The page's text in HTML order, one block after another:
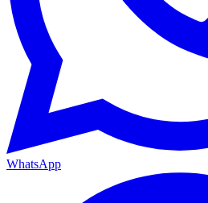
WhatsApp